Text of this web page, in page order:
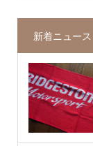
新着ニュース